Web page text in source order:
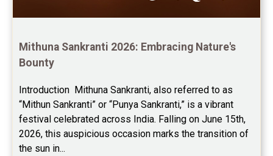
Future Book Reviews
Saturn Transit Predictions Reviews
Yoga Predictions Reviews
Rahu Ketu Transit Predictions Reviews
Jupiter Transit Predictions Reviews
Free Horoscope Reviews
Mithuna Sankranti 2026: Embracing Nature's
Bounty
Introduction  Mithuna Sankranti, also referred to as
“Mithun Sankranti” or “Punya Sankranti,” is a vibrant
festival celebrated across India. Falling on June 15th,
2026, this auspicious occasion marks the transition of
the sun in...